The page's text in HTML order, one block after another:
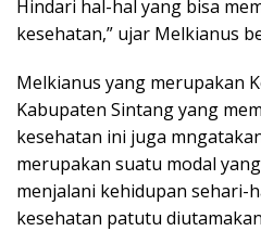
Hindari hal-hal yang bisa
kesehatan,” ujar Melkianus
Melkianus yang merupakan
Kabupaten Sintang yang
kesehatan ini juga
merupakan suatu modal
menjalani kehidupan sehari-
kesehatan patutu